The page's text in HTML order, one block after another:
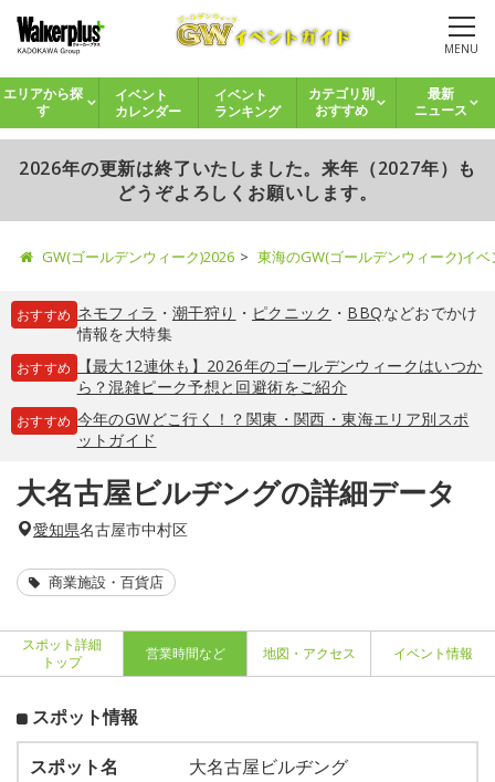
MENU
エリアから探
す
イベント
カレンダー
イベント
ランキング
カテゴリ別
おすすめ
最新
ニュース
2026年の更新は終了いたしました。来年（2027年）も
どうぞよろしくお願いします。
GW(ゴールデンウィーク)2026 東海のGW(ゴールデンウィーク)イ
おすすめ ネモフィラ ・ 潮干狩り ・ ピクニック ・ BBQなどおでかけ
情報を大特集
おすすめ
【最大12連休も】2026年のゴールデンウィークはいつか
ら？混雑ピーク予想と回避術をご紹介
おすすめ 今年のGWどこ行く！？関東・関西・東海エリア別スポ
ットガイド
大名古屋ビルヂングの詳細データ
愛知県名古屋市中村区
商業施設・百貨店
スポット詳細
トップ
営業時間など 地図・アクセス イベント情報
スポット情報
スポット名
大名古屋ビルヂング